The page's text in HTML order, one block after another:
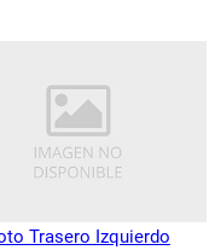
Trasero Izquierdo